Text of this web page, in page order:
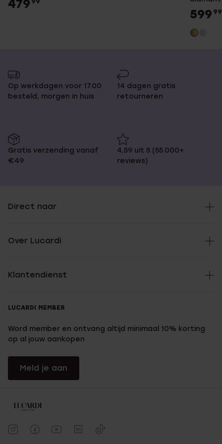
479 99
599 99
Op werkdagen voor 17.00
besteld, morgen in huis
14 dagen gratis
retourneren
Gratis verzending vanaf
€49
4,59 uit 5 (55.000+
reviews)
Direct naar
Over Lucardi
Klantendienst
LUCARDI MEMBER
Word member en ontvang altijd minimaal 10% korting
op al jouw aankopen
Meld je aan